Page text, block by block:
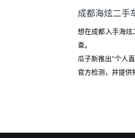
我协商，主动
成都海炫二手
想在成都入手海炫
查。
瓜子新推出“个人
官方检测，并提供